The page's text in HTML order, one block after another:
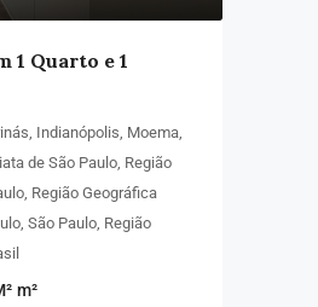
1 Quarto e 1
Indianópolis, Moema,
de São Paulo, Região
Região Geográfica
São Paulo, Região
m²